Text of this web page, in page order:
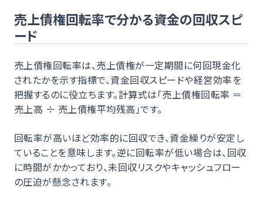
売上債権回転率で分かる資金の回収スピ
ード
売上債権回転率は、売上債権が一定期間に何回現金化
されたかを示す指標で、資金回収スピードや経営効率を
把握するのに役立ちます。計算式は「売上債権回転率 ＝
売上高 ÷ 売上債権平均残高」です。
回転率が高いほど効率的に回収でき、資金繰りが安定し
ていることを意味します。逆に回転率が低い場合は、回収
に時間がかかっており、未回収リスクやキャッシュフロー
の圧迫が懸念されます。